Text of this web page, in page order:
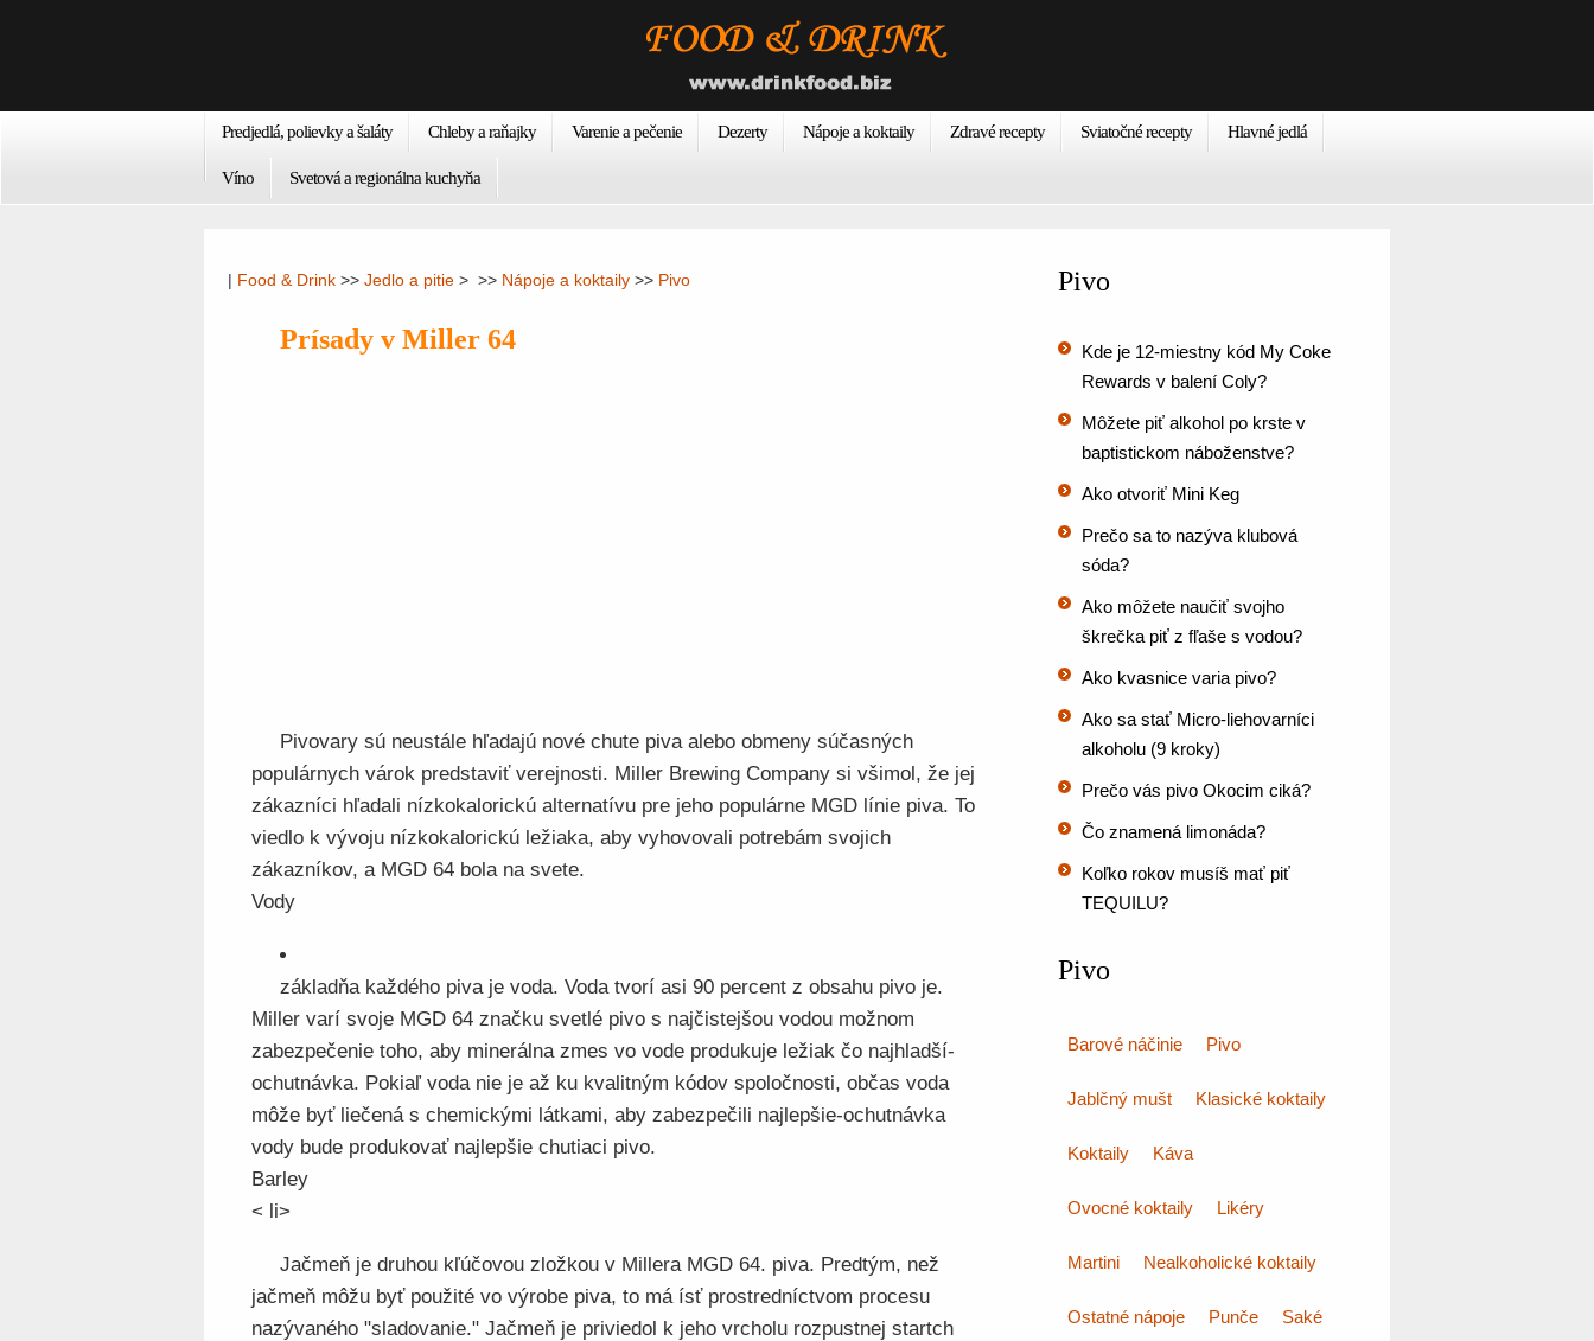
Predjedlá, polievky a šaláty Chleby a raňajky Varenie a pečenie Dezerty Nápoje a koktaily Zdravé recepty Sviatočné recepty Hlavné jedlá
Víno Svetová a regionálna kuchyňa
| Food & Drink >> Jedlo a pitie > >> Nápoje a koktaily >> Pivo
Prísady v Miller 64
Pivovary sú neustále hľadajú nové chute piva alebo obmeny súčasných
populárnych várok predstaviť verejnosti. Miller Brewing Company si všimol, že jej
zákazníci hľadali nízkokalorickú alternatívu pre jeho populárne MGD línie piva. To
viedlo k vývoju nízkokalorickú ležiaka, aby vyhovovali potrebám svojich
zákazníkov, a MGD 64 bola na svete.
Vody
základňa každého piva je voda. Voda tvorí asi 90 percent z obsahu pivo je.
Miller varí svoje MGD 64 značku svetlé pivo s najčistejšou vodou možnom
zabezpečenie toho, aby minerálna zmes vo vode produkuje ležiak čo najhladší-
ochutnávka. Pokiaľ voda nie je až ku kvalitným kódov spoločnosti, občas voda
môže byť liečená s chemickými látkami, aby zabezpečili najlepšie-ochutnávka
vody bude produkovať najlepšie chutiaci pivo.
Barley
< li>
Jačmeň je druhou kľúčovou zložkou v Millera MGD 64. piva. Predtým, než
jačmeň môžu byť použité vo výrobe piva, to má ísť prostredníctvom procesu
nazývaného "sladovanie." Jačmeň je priviedol k jeho vrcholu rozpustnej startch
Pivo
Kde je 12-miestny kód My Coke
Rewards v balení Coly?
Môžete piť alkohol po krste v
baptistickom náboženstve?
Ako otvoriť Mini Keg
Prečo sa to nazýva klubová
sóda?
Ako môžete naučiť svojho
škrečka piť z fľaše s vodou?
Ako kvasnice varia pivo?
Ako sa stať Micro-liehovarníci
alkoholu (9 kroky)
Prečo vás pivo Okocim ciká?
Čo znamená limonáda?
Koľko rokov musíš mať piť
TEQUILU?
Pivo
Barové náčinie Pivo
Jablčný mušt Klasické koktaily
Koktaily Káva
Ovocné koktaily Likéry
Martini Nealkoholické koktaily
Ostatné nápoje Punče Saké